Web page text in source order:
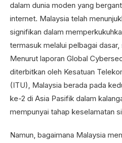
dalam dunia moden yang
internet. Malaysia telah
signifikan dalam
termasuk melalui pelbagai
Menurut laporan Global
diterbitkan oleh Kesatuan
(ITU), Malaysia berada pada
ke-2 di Asia Pasifik dalam
mempunyai tahap keselamatan
Namun, bagaimana Malaysia